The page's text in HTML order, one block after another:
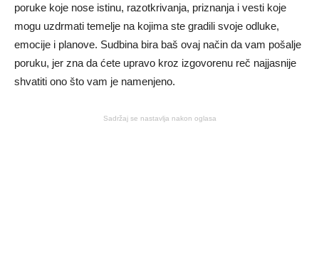
poruke koje nose istinu, razotkrivanja, priznanja i vesti koje
mogu uzdrmati temelje na kojima ste gradili svoje odluke,
emocije i planove. Sudbina bira baš ovaj način da vam pošalje
poruku, jer zna da ćete upravo kroz izgovorenu reč najjasnije
shvatiti ono što vam je namenjeno.
Sadržaj se nastavlja nakon oglasa